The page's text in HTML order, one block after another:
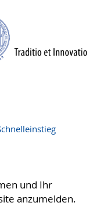
und Ihr
anzumelden.